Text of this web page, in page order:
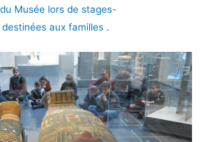
Musée lors de stages-
destinées aux familles .